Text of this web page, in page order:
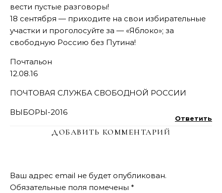
вести пустые разговоры!
18 сентября — приходите на свои избирательные
участки и проголосуйте за — «Яблоко»; за
свободную Россию без Путина!
Почтальон
12.08.16
ПОЧТОВАЯ СЛУЖБА СВОБОДНОЙ РОССИИ
ВЫБОРЫ-2016
Ответить
ДОБАВИТЬ КОММЕНТАРИЙ
Ваш адрес email не будет опубликован.
Обязательные поля помечены *